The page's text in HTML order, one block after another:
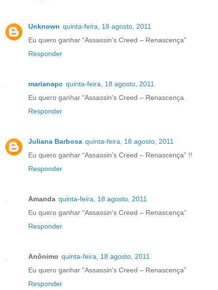
Unknown quinta-feira, 18 agosto, 2011
Eu quero ganhar “Assassin’s Creed – Renascença”
Responder
marianapc quinta-feira, 18 agosto, 2011
Eu quero ganhar “Assassin’s Creed – Renascença
Responder
Juliana Barbosa quinta-feira, 18 agosto, 2011
Eu quero ganhar “Assassin’s Creed – Renascença” !!
Responder
Amanda quinta-feira, 18 agosto, 2011
Eu quero ganhar “Assassin’s Creed – Renascença”
Responder
Anônimo quinta-feira, 18 agosto, 2011
Eu quero ganhar “Assassin’s Creed – Renascença”
Responder